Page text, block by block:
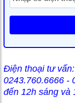
Điện thoại tư
0243.760.6666 -
đến 12h sáng và